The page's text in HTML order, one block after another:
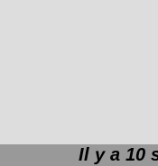
Il y a 10